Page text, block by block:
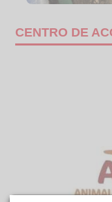
CENTRO DE